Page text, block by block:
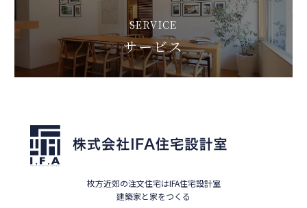
SERVICE
サービス
枚方近郊の注文住宅はIFA住宅設計室
建築家と家をつくる